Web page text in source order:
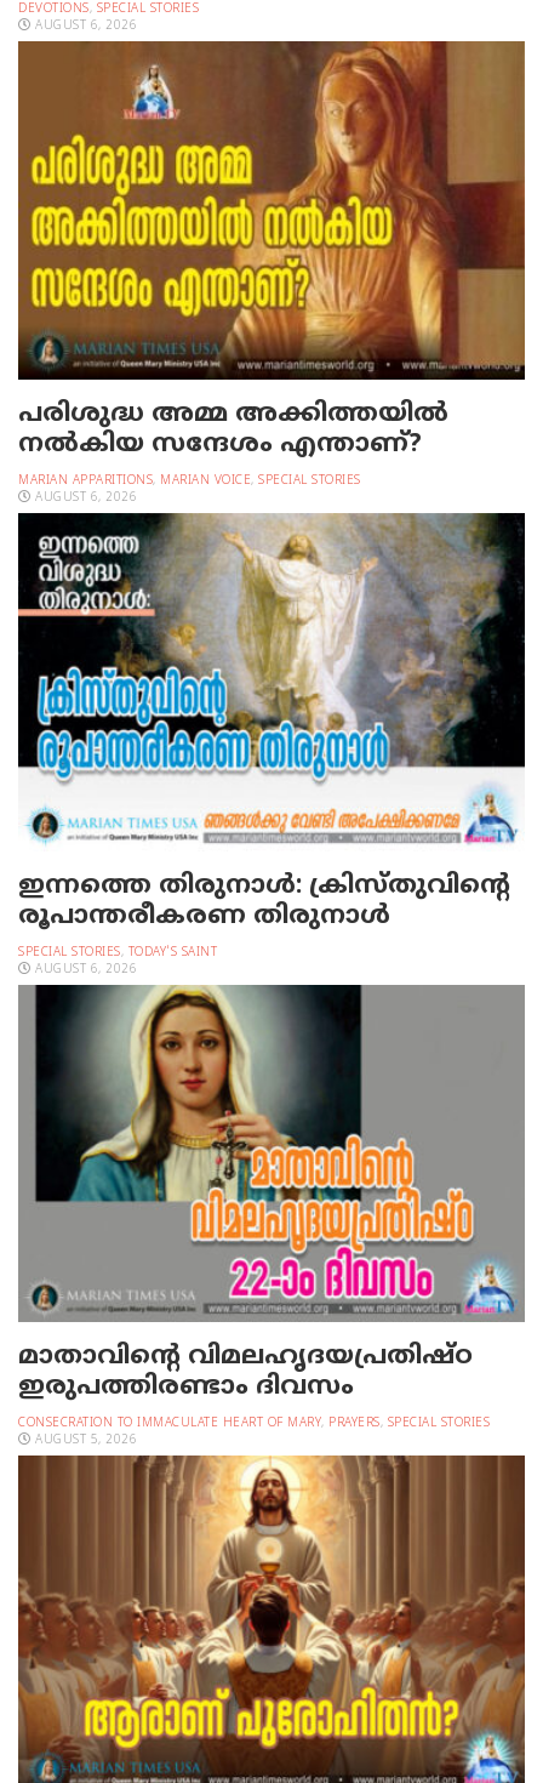
DEVOTIONS, SPECIAL STORIES
AUGUST 6, 2026
പരിശുദ്ധ അമ്മ അക്കിത്തയില്‍
നല്‍കിയ സന്ദേശം എന്താണ്?
MARIAN APPARITIONS, MARIAN VOICE, SPECIAL STORIES
AUGUST 6, 2026
ഇന്നത്തെ തിരുനാള്‍: ക്രിസ്തുവിന്റെ
രൂപാന്തരീകരണ തിരുനാള്‍
SPECIAL STORIES, TODAY'S SAINT
AUGUST 6, 2026
മാതാവിന്റെ വിമലഹൃദയപ്രതിഷ്ഠ
ഇരുപത്തിരണ്ടാം ദിവസം
CONSECRATION TO IMMACULATE HEART OF MARY, PRAYERS, SPECIAL STORIES
AUGUST 5, 2026